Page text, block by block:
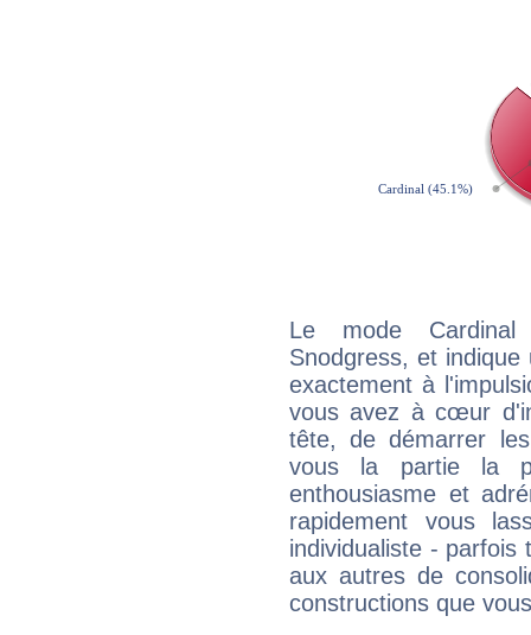
Le mode
Snodgress, et
exactement à
vous avez à cœur
tête, de démarrer
vous la partie la
enthousiasme et
rapidement vous
individualiste -
aux autres de
constructions que